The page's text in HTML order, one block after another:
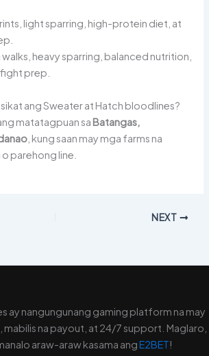
light sparring, high-protein diet, at
walks, heavy sparring, balanced nutrition,
prep.
sikat ang Sweater at Hatch bloodlines?
matatagpuan sa Batangas,
, kung saan may mga farms na
parehong line.
NEXT
ay nangungunang gaming platform na may
na payout, at 24/7 support. Maglaro,
araw-araw kasama angE2BET!